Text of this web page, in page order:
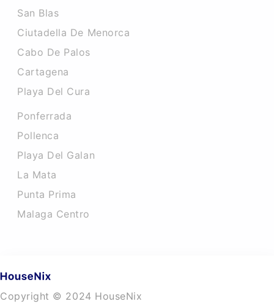
San Blas
Ciutadella De Menorca
Cabo De Palos
Cartagena
Playa Del Cura
Ponferrada
Pollenca
Playa Del Galan
La Mata
Punta Prima
Malaga Centro
Copyright © 2024 HouseNix